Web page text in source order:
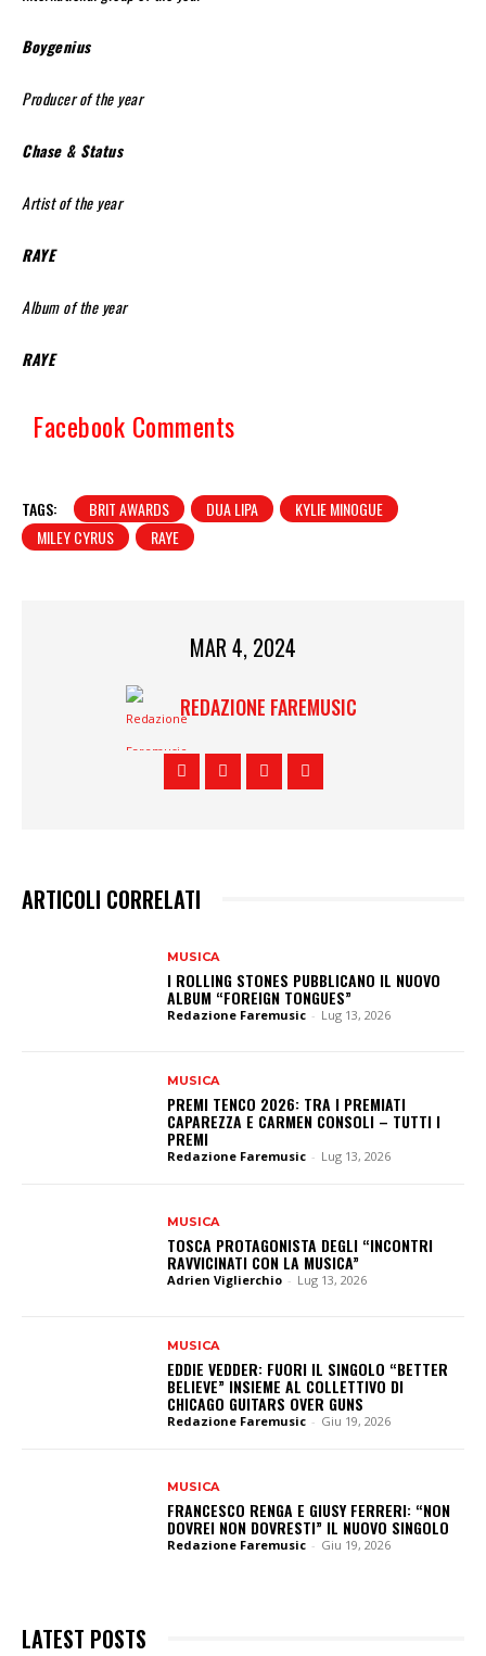
Boygenius
Producer of the year
Chase & Status
Artist of the year
RAYE
Album of the year
RAYE
Facebook Comments
TAGS: BRIT AWARDS DUA LIPA
KYLIE MINOGUE
MILEY CYRUS
RAYE
MAR 4, 2024
REDAZIONE FAREMUSIC
ARTICOLI CORRELATI
MUSICA
I ROLLING STONES PUBBLICANO IL NUOVO
ALBUM “FOREIGN TONGUES”
Redazione Faremusic - Lug 13, 2026
MUSICA
PREMI TENCO 2026: TRA I PREMIATI
CAPAREZZA E CARMEN CONSOLI – TUTTI I
PREMI
Redazione Faremusic - Lug 13, 2026
MUSICA
TOSCA PROTAGONISTA DEGLI “INCONTRI
RAVVICINATI CON LA MUSICA”
Adrien Viglierchio - Lug 13, 2026
MUSICA
EDDIE VEDDER: FUORI IL SINGOLO “BETTER
BELIEVE” INSIEME AL COLLETTIVO DI
CHICAGO GUITARS OVER GUNS
Redazione Faremusic - Giu 19, 2026
MUSICA
FRANCESCO RENGA E GIUSY FERRERI: “NON
DOVREI NON DOVRESTI” IL NUOVO SINGOLO
Redazione Faremusic - Giu 19, 2026
LATEST POSTS